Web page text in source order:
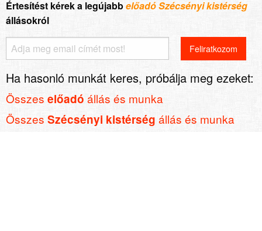
Értesítést kérek a legújabbelőadó Szécsényi kistérség
állásokról
Ha hasonló munkát keres, próbálja meg ezeket:
Összes előadó állás és munka
Összes Szécsényi kistérség állás és munka